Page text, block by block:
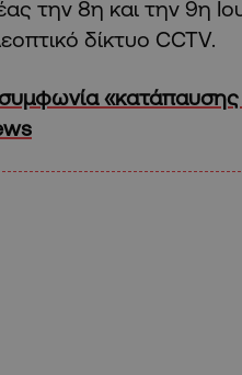
την 8η και την 9η
δίκτυο CCTV.